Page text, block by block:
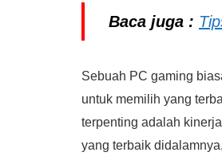
Baca juga :
Sebuah PC gaming
untuk memilih yang
terpenting adalah
yang terbaik